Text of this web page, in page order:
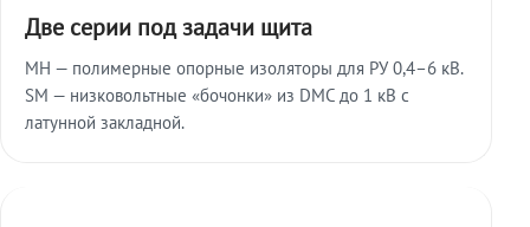
Две серии под задачи щита
МН — полимерные опорные изоляторы для РУ 0,4–6 кВ.
SM — низковольтные «бочонки» из DMC до 1 кВ с
латунной закладной.